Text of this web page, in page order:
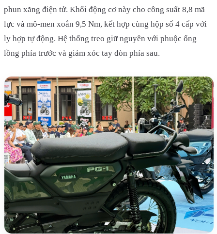
phun xăng điện tử. Khối động cơ này cho công suất 8,8 mã
lực và mô-men xoắn 9,5 Nm, kết hợp cùng hộp số 4 cấp với
ly hợp tự động. Hệ thống treo giữ nguyên với phuộc ống
lồng phía trước và giảm xóc tay đòn phía sau.